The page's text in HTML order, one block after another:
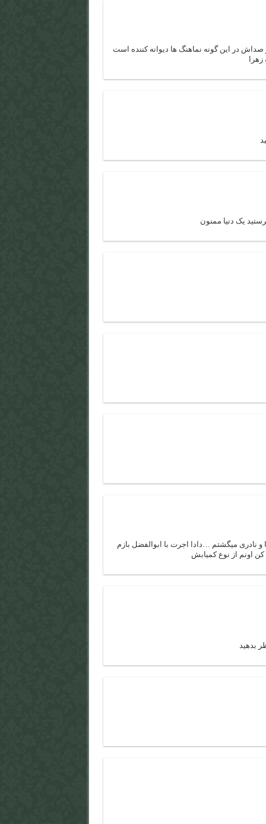
در این گونه نماهنگ ها دیوانه کننده است
نادری میگشتم …دادا اجرت با ابوالفضل بازم
کن اونم از نوع کمیابش
بدهید